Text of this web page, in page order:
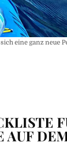
eine ganz neue
AUF